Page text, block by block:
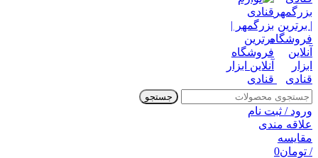
جستجو
ورود / ثبت نام
علاقه مندی
مقایسه
/ تومان0